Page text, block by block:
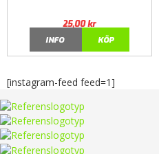
25,00kr
INFO
KÖP
[instagram-feed feed=1]